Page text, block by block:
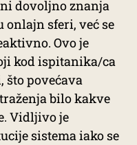
dovoljno znanja
onlajn sferi, već se
Ovo je
kod ispitanika/ca
što povećava
bilo kakve
Vidljivo je
sistema iako se